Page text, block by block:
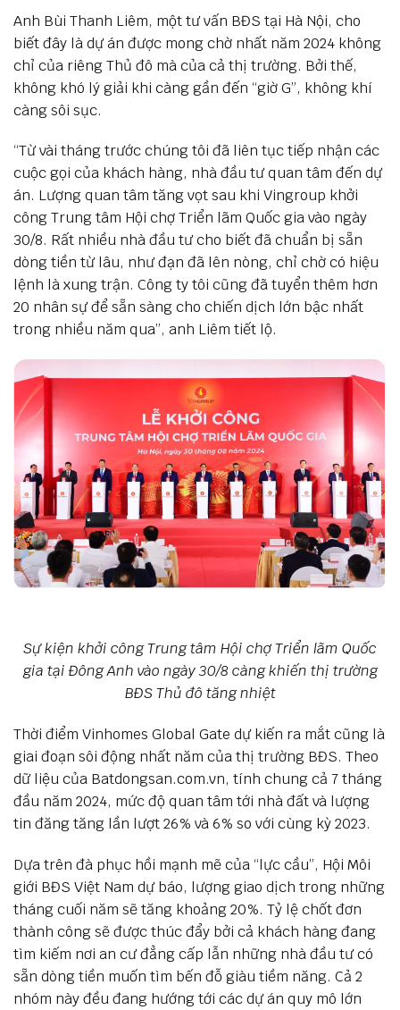
Anh Bùi Thanh Liêm, một tư vấn BĐS tại Hà Nội, cho
biết đây là dự án được mong chờ nhất năm 2024 không
chỉ của riêng Thủ đô mà của cả thị trường. Bởi thế,
không khó lý giải khi càng gần đến “giờ G”, không khí
càng sôi sục.
“Từ vài tháng trước chúng tôi đã liên tục tiếp nhận các
cuộc gọi của khách hàng, nhà đầu tư quan tâm đến dự
án. Lượng quan tâm tăng vọt sau khi Vingroup khởi
công Trung tâm Hội chợ Triển lãm Quốc gia vào ngày
30/8. Rất nhiều nhà đầu tư cho biết đã chuẩn bị sẵn
dòng tiền từ lâu, như đạn đã lên nòng, chỉ chờ có hiệu
lệnh là xung trận. Công ty tôi cũng đã tuyển thêm hơn
20 nhân sự để sẵn sàng cho chiến dịch lớn bậc nhất
trong nhiều năm qua”, anh Liêm tiết lộ.
Sự kiện khởi công Trung tâm Hội chợ Triển lãm Quốc
gia tại Đông Anh vào ngày 30/8 càng khiến thị trường
BĐS Thủ đô tăng nhiệt
Thời điểm Vinhomes Global Gate dự kiến ra mắt cũng là
giai đoạn sôi động nhất năm của thị trường BĐS. Theo
dữ liệu của Batdongsan.com.vn, tính chung cả 7 tháng
đầu năm 2024, mức độ quan tâm tới nhà đất và lượng
tin đăng tăng lần lượt 26% và 6% so với cùng kỳ 2023.
Dựa trên đà phục hồi mạnh mẽ của “lực cầu”, Hội Môi
giới BĐS Việt Nam dự báo, lượng giao dịch trong những
tháng cuối năm sẽ tăng khoảng 20%. Tỷ lệ chốt đơn
thành công sẽ được thúc đẩy bởi cả khách hàng đang
tìm kiếm nơi an cư đẳng cấp lẫn những nhà đầu tư có
sẵn dòng tiền muốn tìm bến đỗ giàu tiềm năng. Cả 2
nhóm này đều đang hướng tới các dự án quy mô lớn